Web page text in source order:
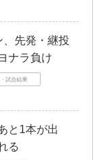
先発・継投
ナラ負け
試合結果
と1本が出
る